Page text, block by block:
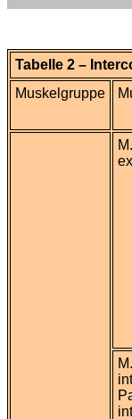
Tabelle 2 –
Muskelgruppe